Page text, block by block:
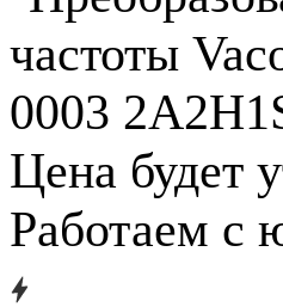
Цена будет
Работаем с